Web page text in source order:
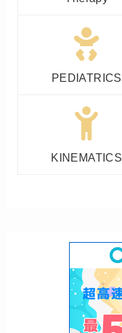
PEDIATRICS
KINEMATICS